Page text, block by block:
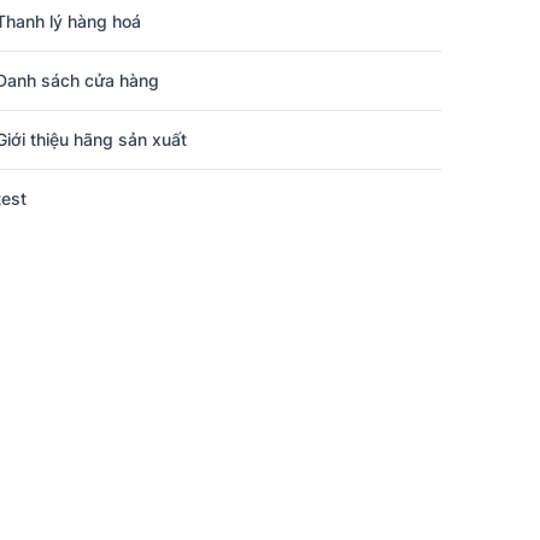
lý hàng hoá
sách cửa hàng
thiệu hãng sản xuất